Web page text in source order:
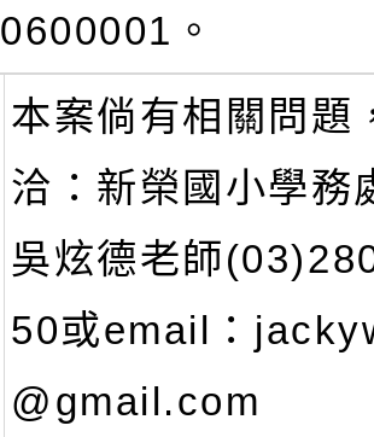
0600001。
本案倘有相關問題
洽：新榮國小學務
吳炫德老師
50或email：
@gmail.com